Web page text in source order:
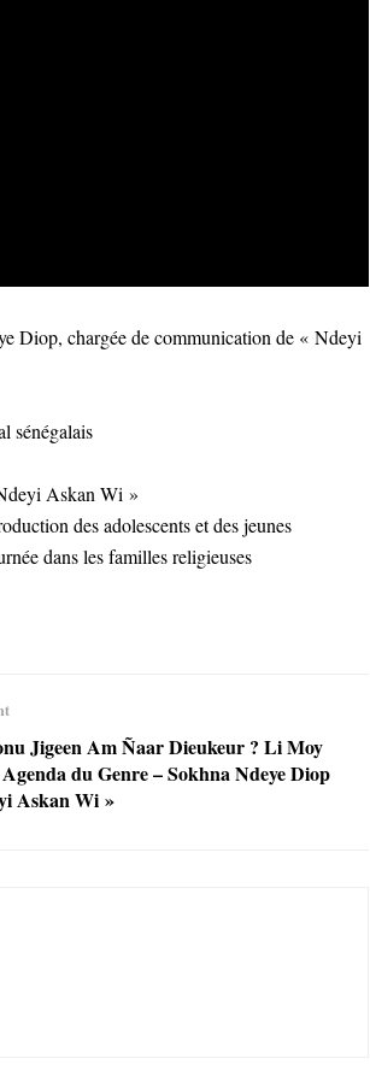
Diop, chargée de communication de « Ndeyi
sénégalais
Askan Wi »
des adolescents et des jeunes
dans les familles religieuses
Jigeen Am Ñaar Dieukeur ? Li Moy
du Genre – Sokhna Ndeye Diop
Askan Wi »